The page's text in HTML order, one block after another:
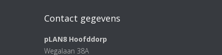
Contact gegevens
pLAN8 Hoofddorp
Wegalaan 38A